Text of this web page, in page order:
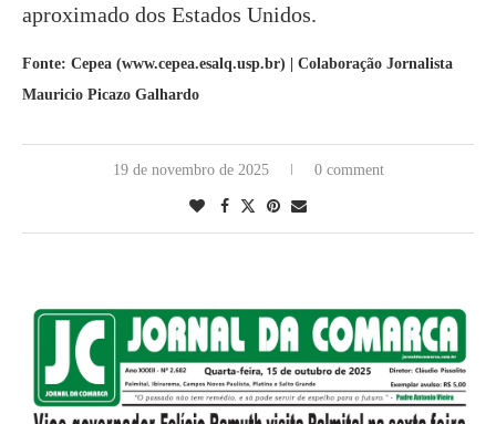
aproximado dos Estados Unidos.
Fonte: Cepea (www.cepea.esalq.usp.br) | Colaboração Jornalista
Mauricio Picazo Galhardo
19 de novembro de 2025 0 comment